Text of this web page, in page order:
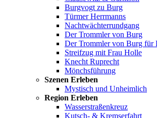
Burgvogt zu Burg
Türmer Herrmanns
Nachtwächterrundgang
Der Trommler von Burg
Der Trommler von Burg für
Streifzug mit Frau Holle
Knecht Ruprecht
Mönchsführung
Szenen Erleben
Mystisch und Unheimlich
Region Erleben
Wasserstraßenkreuz
Kutsch- & Kremserfahrt